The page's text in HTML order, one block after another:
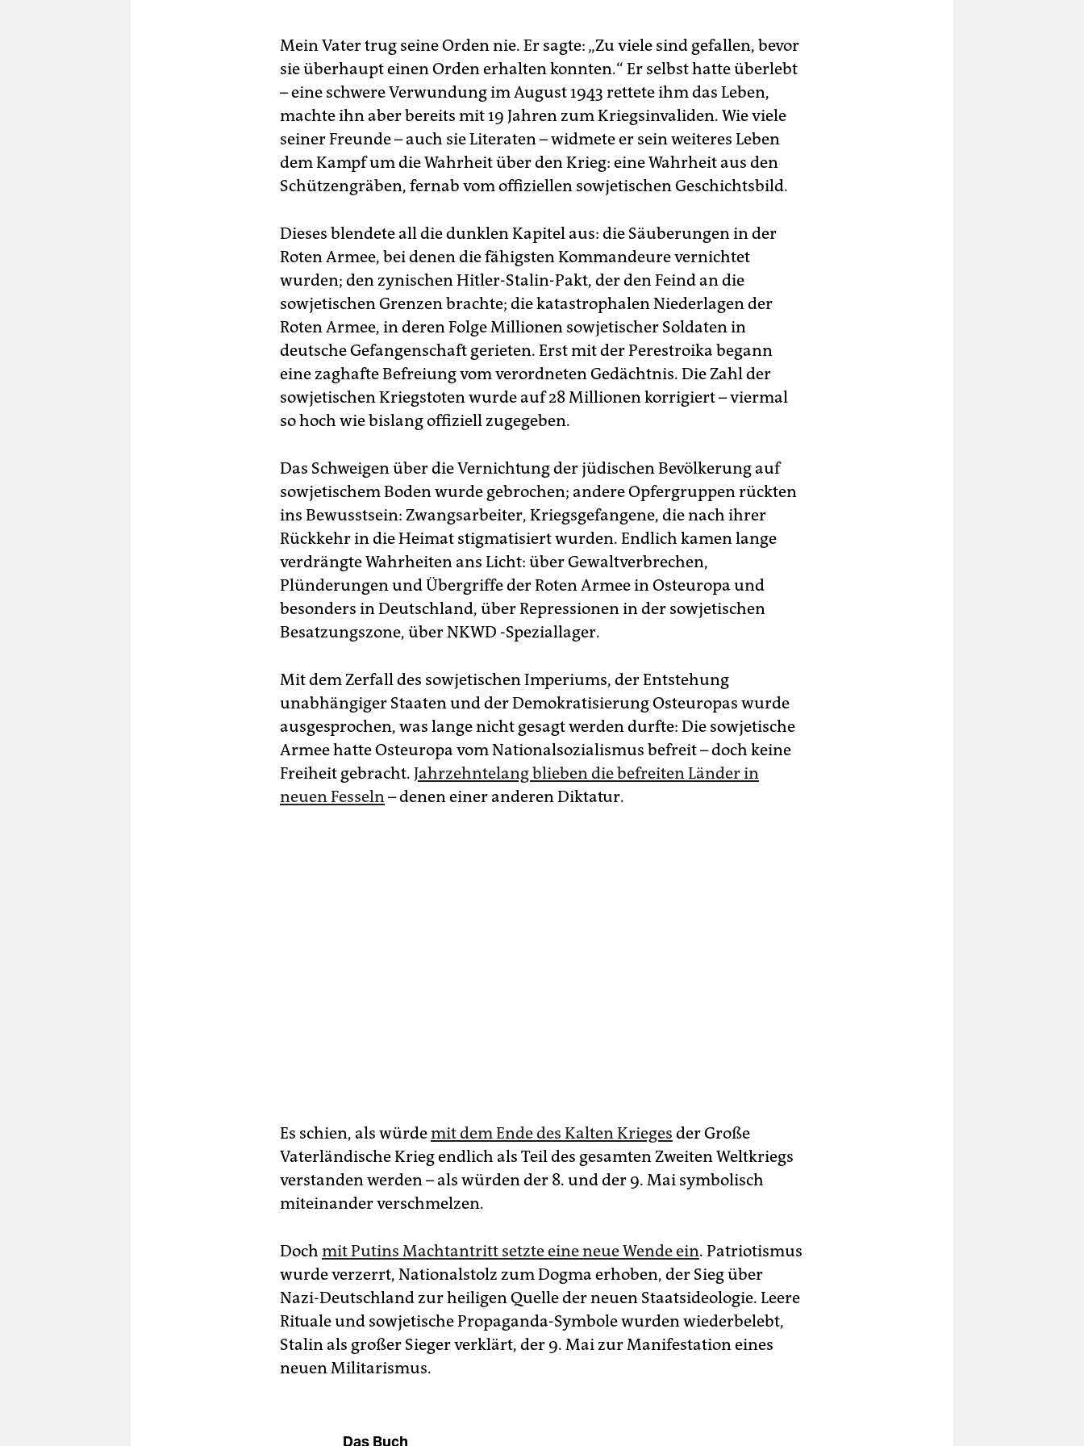
Mein Vater trug seine Orden nie. Er sagte: „Zu viele sind gefallen, bevor
sie überhaupt einen Orden erhalten konnten.“ Er selbst hatte überlebt
– eine schwere Verwundung im August 1943 rettete ihm das Leben,
machte ihn aber bereits mit 19 Jahren zum Kriegsinvaliden. Wie viele
seiner Freunde – auch sie Literaten – widmete er sein weiteres Leben
dem Kampf um die Wahrheit über den Krieg: eine Wahrheit aus den
Schützengräben, fernab vom offiziellen sowjetischen Geschichtsbild.
Dieses blendete all die dunklen Kapitel aus: die Säuberungen in der
Roten Armee, bei denen die fähigsten Kommandeure vernichtet
wurden; den zynischen Hitler-Stalin-Pakt, der den Feind an die
sowjetischen Grenzen brachte; die katastrophalen Niederlagen der
Roten Armee, in deren Folge Millionen sowjetischer Soldaten in
deutsche Gefangenschaft gerieten. Erst mit der Perestroika begann
eine zaghafte Befreiung vom verordneten Gedächtnis. Die Zahl der
sowjetischen Kriegstoten wurde auf 28 Millionen korrigiert – viermal
so hoch wie bislang offiziell zugegeben.
Das Schweigen über die Vernichtung der jüdischen Bevölkerung auf
sowjetischem Boden wurde gebrochen; andere Opfergruppen rückten
ins Bewusstsein: Zwangsarbeiter, Kriegsgefangene, die nach ihrer
Rückkehr in die Heimat stigmatisiert wurden. Endlich kamen lange
verdrängte Wahrheiten ans Licht: über Gewaltverbrechen,
Plünderungen und Übergriffe der Roten Armee in Osteuropa und
besonders in Deutschland, über Repressionen in der sowjetischen
Besatzungszone, über NKWD -Speziallager.
Mit dem Zerfall des sowjetischen Imperiums, der Entstehung
unabhängiger Staaten und der Demokratisierung Osteuropas wurde
ausgesprochen, was lange nicht gesagt werden durfte: Die sowjetische
Armee hatte Osteuropa vom Nationalsozialismus befreit – doch keine
Freiheit gebracht. Jahrzehntelang blieben die befreiten Länder in
neuen Fesseln– denen einer anderen Diktatur.
Es schien, als würdemit dem Ende des Kalten Krieges der Große
Vaterländische Krieg endlich als Teil des gesamten Zweiten Weltkriegs
verstanden werden – als würden der 8. und der 9. Mai symbolisch
miteinander verschmelzen.
Doch mit Putins Machtantritt setzte eine neue Wende ein. Patriotismus
wurde verzerrt, Nationalstolz zum Dogma erhoben, der Sieg über
Nazi-Deutschland zur heiligen Quelle der neuen Staatsideologie. Leere
Rituale und sowjetische Propaganda-Symbole wurden wiederbelebt,
Stalin als großer Sieger verklärt, der 9. Mai zur Manifestation eines
neuen Militarismus.
Das Buch